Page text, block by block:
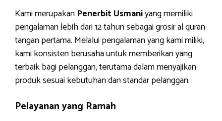
Kami merupakan Penerbit Usmaniyang memiliki
pengalaman lebih dari 12 tahun sebagai grosir al quran
tangan pertama. Melalui pengalaman yang kami miliki,
kami konsisten berusaha untuk memberikan yang
terbaik bagi pelanggan, terutama dalam menyajikan
produk sesuai kebutuhan dan standar pelanggan.
Pelayanan yang Ramah